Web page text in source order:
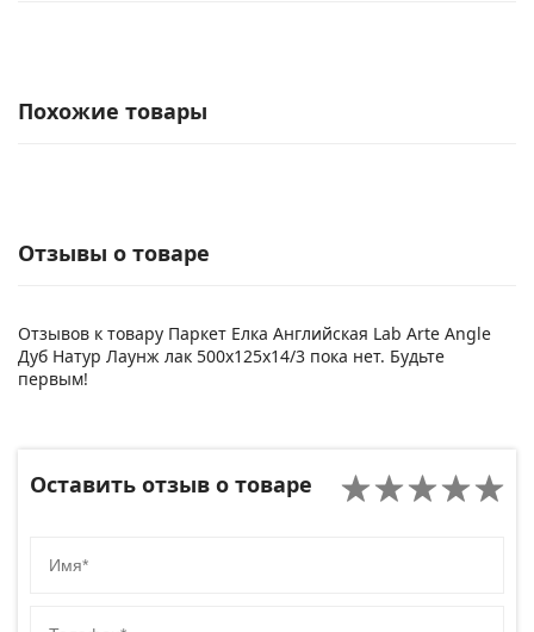
Похожие товары
Отзывы о товаре
Отзывов к товару Паркет Елка Английская Lab Arte Angle
Дуб Натур Лаунж лак 500х125х14/3 пока нет. Будьте
первым!
Оставить отзыв о товаре